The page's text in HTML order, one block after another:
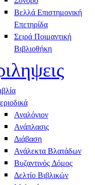
Βελλά Επιστημονική
Επετηρίδα
Σειρά Ποιμαντική
Βιβλιοθήκη
Αναλόγιον
Ανάπλασις
Διάβαση
Ανάλεκτα Βλατάδων
Βυζαντινός Δόμος
Δελτίο Βιβλικών